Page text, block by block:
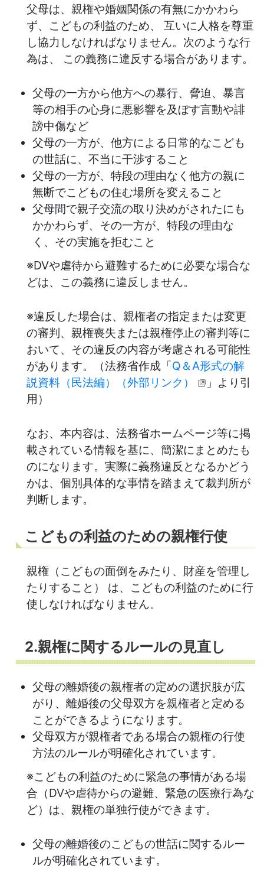
父母は、親権や婚姻関係の有無にかかわら
ず、こどもの利益のため、 互いに人格を尊重
し協力しなければなりません。次のような行
為は、 この義務に違反する場合があります。
父母の一方から他方への暴行、脅迫、暴言
等の相手の心身に悪影響を及ぼす言動や誹
謗中傷など
父母の一方が、他方による日常的なこども
の世話に、不当に干渉すること
父母の一方が、特段の理由なく他方の親に
無断でこどもの住む場所を変えること
父母間で親子交流の取り決めがされたにも
かかわらず、その一方が、特段の理由な
く、その実施を拒むこと
※DVや虐待から避難するために必要な場合な
どは、この義務に違反しません。
※違反した場合は、親権者の指定または変更
の審判、親権喪失または親権停止の審判等に
おいて、その違反の内容が考慮される可能性
があります。（法務省作成「Q＆A形式の解
説資料（民法編）（外部リンク）
」より引
用）
なお、本内容は、法務省ホームページ等に掲
載されている情報を基に、簡潔にまとめたも
のになります。実際に義務違反となるかどう
かは、個別具体的な事情を踏まえて裁判所が
判断します。
こどもの利益のための親権行使
親権（こどもの面倒をみたり、財産を管理し
たりすること） は、こどもの利益のために行
使しなければなりません。
2.親権に関するルールの見直し
父母の離婚後の親権者の定めの選択肢が広
がり、離婚後の父母双方を親権者と定める
ことができるようになります。
父母双方が親権者である場合の親権の行使
方法のルールが明確化されています。
※こどもの利益のために緊急の事情がある場
合（DVや虐待からの避難、緊急の医療行為な
ど）は、親権の単独行使ができます。
父母の離婚後のこどもの世話に関するルー
ルが明確化されています。